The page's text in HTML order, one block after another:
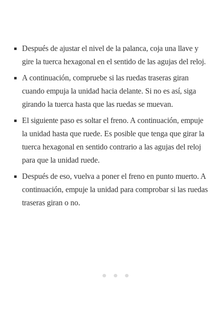
Después de ajustar el nivel de la palanca, coja una llave y
gire la tuerca hexagonal en el sentido de las agujas del reloj.
A continuación, compruebe si las ruedas traseras giran
cuando empuja la unidad hacia delante. Si no es así, siga
girando la tuerca hasta que las ruedas se muevan.
El siguiente paso es soltar el freno. A continuación, empuje
la unidad hasta que ruede. Es posible que tenga que girar la
tuerca hexagonal en sentido contrario a las agujas del reloj
para que la unidad ruede.
Después de eso, vuelva a poner el freno en punto muerto. A
continuación, empuje la unidad para comprobar si las ruedas
traseras giran o no.